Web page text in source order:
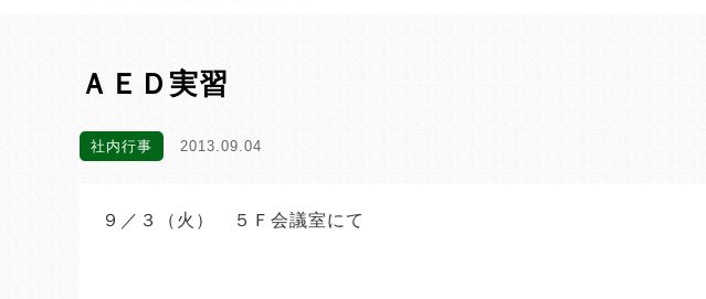
ＡＥＤ実習
社内行事 2013.09.04
９／３（火）　５Ｆ会議室にて